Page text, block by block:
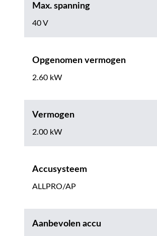
Max. spanning
40 V
Opgenomen vermogen
2.60 kW
Vermogen
2.00 kW
Accusysteem
ALLPRO/AP
Aanbevolen accu